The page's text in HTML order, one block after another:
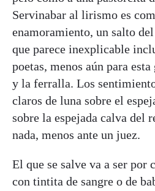
Servinabar al lirismo es
enamoramiento, un salto
que parece inexplicable
poetas, menos aún para
y la ferralla. Los
claros de luna sobre el
sobre la espejada calva del
nada, menos ante un juez.
El que se salve va a ser por
con tintita de sangre o de